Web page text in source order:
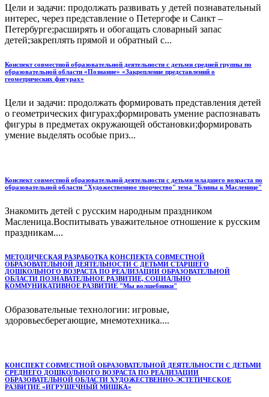
Цели и задачи: продолжать развивать у детей познавательный
интерес, через представление о Петергофе и Санкт –
Петербурге;расширять и обогащать словарный запас
детей;закреплять прямой и обратный с...
Конспект совместной образовательной деятельности с детьми средней группы по
образовательной области «Познание» «Закрепление представлений о
геометрических фигурах»
Цели и задачи: продолжать формировать представления детей
о геометрических фигурах;формировать умение распознавать
фигуры в предметах окружающей обстановки;формировать
умение выделять особые приз...
Конспект совместной образовательной деятельности с детьми младшего возраста по
образовательной области "Художественное творчество" тема "Блины к Масленице"
Знакомить детей с русским народным праздником
Масленица.Воспитывать уважительное отношение к русским
праздникам....
МЕТОДИЧЕСКАЯ РАЗРАБОТКА КОНСПЕКТА СОВМЕСТНОЙ
ОБРАЗОВАТЕЛЬНОЙ ДЕЯТЕЛЬНОСТИ С ДЕТЬМИ СТАРШЕГО
ДОШКОЛЬНОГО ВОЗРАСТА ПО РЕАЛИЗАЦИИ ОБРАЗОВАТЕЛЬНОЙ
ОБЛАСТИ ПОЗНАВАТЕЛЬНОЕ РАЗВИТИЕ, СОЦИАЛЬНО
КОММУНИКАТИВНОЕ РАЗВИТИЕ "Мы волшебники"
Образовательные технологии: игровые,
здоровьесберегающие, мнемотехника....
КОНСПЕКТ СОВМЕСТНОЙ ОБРАЗОВАТЕЛЬНОЙ ДЕЯТЕЛЬНОСТИ С ДЕТЬМИ
СРЕДНЕГО ДОШКОЛЬНОГО ВОЗРАСТА ПО РЕАЛИЗАЦИИ
ОБРАЗОВАТЕЛЬНОЙ ОБЛАСТИ ХУДОЖЕСТВЕННО-ЭСТЕТИЧЕСКОЕ
РАЗВИТИЕ «ИГРУШЕЧНЫЙ МИШКА»